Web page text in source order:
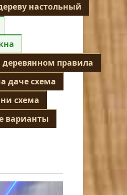
настольный
деревянном правила
даче схема
схема
варианты